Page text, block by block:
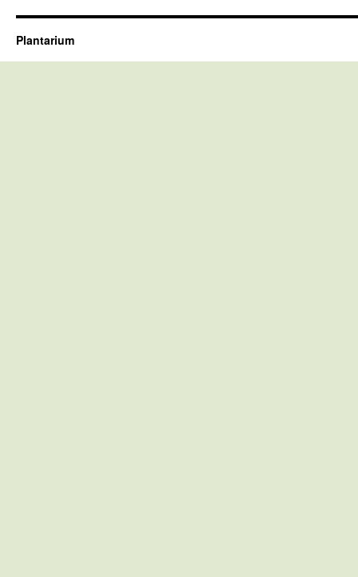
Plantarium